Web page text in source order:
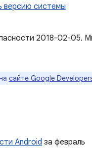
версию системы
2018-02-05.
сайте Google
Android за февраль